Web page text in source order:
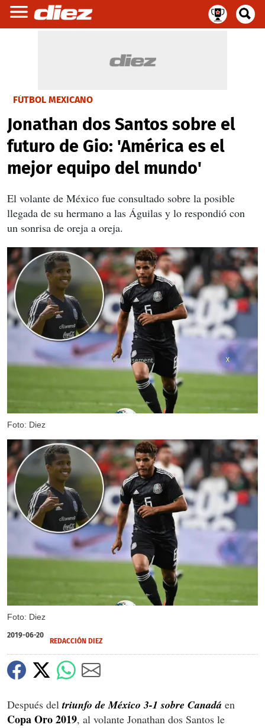
FÚTBOL MEXICANO
Jonathan dos Santos sobre el
futuro de Gio: 'América es el
mejor equipo del mundo'
El volante de México fue consultado sobre la posible
llegada de su hermano a las Águilas y lo respondió con
un sonrisa de oreja a oreja.
Foto: Diez
Foto: Diez
X
2019-06-20
REDACCIÓN DIEZ
Después deltriunfo de México 3-1 sobre Canadá en
Copa Oro 2019, al volante Jonathan dos Santos le